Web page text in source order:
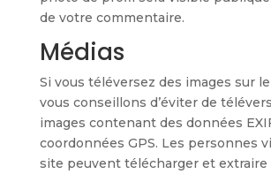
de votre commentaire.
Médias
Si vous téléversez des images sur
vous conseillons d’éviter de
images contenant des données
coordonnées GPS. Les personnes
site peuvent télécharger et extraire